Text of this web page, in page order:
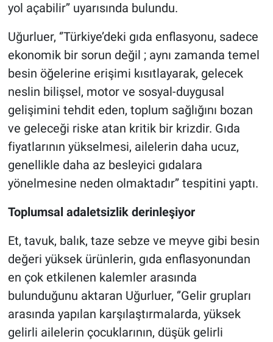
yol açabilir’’ uyarısında bulundu.
Uğurluer, ‘’Türkiye’deki gıda enflasyonu, sadece
ekonomik bir sorun değil ; aynı zamanda temel
besin öğelerine erişimi kısıtlayarak, gelecek
neslin bilişsel, motor ve sosyal-duygusal
gelişimini tehdit eden, toplum sağlığını bozan
ve geleceği riske atan kritik bir krizdir. Gıda
fiyatlarının yükselmesi, ailelerin daha ucuz,
genellikle daha az besleyici gıdalara
yönelmesine neden olmaktadır’’ tespitini yaptı.
Toplumsal adaletsizlik derinleşiyor
Et, tavuk, balık, taze sebze ve meyve gibi besin
değeri yüksek ürünlerin, gıda enflasyonundan
en çok etkilenen kalemler arasında
bulunduğunu aktaran Uğurluer, ‘’Gelir grupları
arasında yapılan karşılaştırmalarda, yüksek
gelirli ailelerin çocuklarının, düşük gelirli